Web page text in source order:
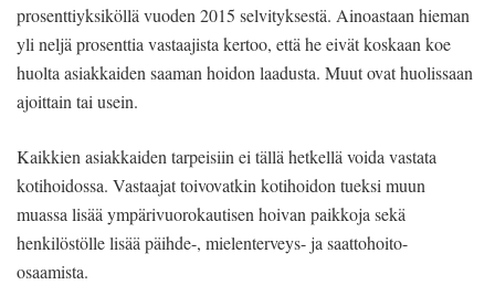
prosenttiyksiköllä vuoden 2015 selvityksestä. Ainoastaan hieman
yli neljä prosenttia vastaajista kertoo, että he eivät koskaan koe
huolta asiakkaiden saaman hoidon laadusta. Muut ovat huolissaan
ajoittain tai usein.
Kaikkien asiakkaiden tarpeisiin ei tällä hetkellä voida vastata
kotihoidossa. Vastaajat toivovatkin kotihoidon tueksi muun
muassa lisää ympärivuorokautisen hoivan paikkoja sekä
henkilöstölle lisää päihde-, mielenterveys- ja saattohoito-
osaamista.